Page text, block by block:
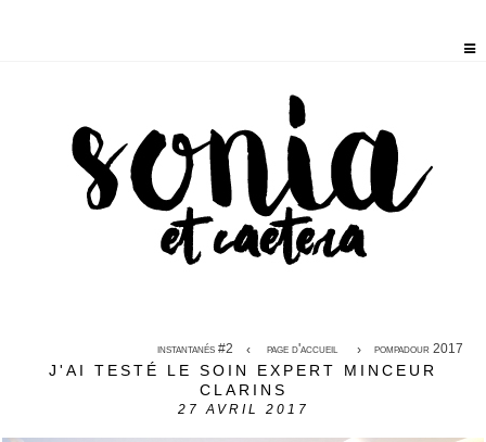
instantanés #2 page d'accueil pompadour 2017
J'AI TESTÉ LE SOIN EXPERT MINCEUR
CLARINS
27 AVRIL 2017